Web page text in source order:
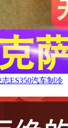
ES350汽车制冷